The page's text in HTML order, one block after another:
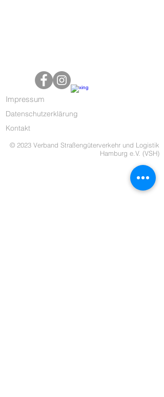
Impressum
Datenschutzerklärung
Kontakt
© 2023 Verband Straßengüterverkehr und Logistik
Hamburg e.V. (VSH)